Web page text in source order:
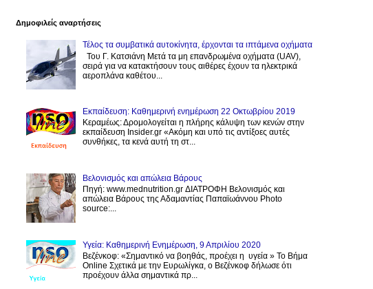
Δημοφιλείς αναρτήσεις
Τέλος τα συμβατικά αυτοκίνητα, έρχονται τα ιπτάμενα οχήματα
Του Γ. Κατσιάνη Μετά τα μη επανδρωμένα οχήματα (UAV),
σειρά για να κατακτήσουν τους αιθέρες έχουν τα ηλεκτρικά
αεροπλάνα καθέτου...
Εκπαίδευση: Καθημερινή ενημέρωση 22 Οκτωβρίου 2019
Κεραμέως: Δρομολογείται η πλήρης κάλυψη των κενών στην
εκπαίδευση Insider.gr «Ακόμη και υπό τις αντίξοες αυτές
συνθήκες, τα κενά αυτή τη στ...
Βελονισμός και απώλεια Βάρους
Πηγή: www.mednutrition.gr ΔΙΑΤΡΟΦΗ Βελονισμός και
απώλεια Βάρους της Αδαμαντίας Παπαϊωάννου Photo
source:...
Υγεία: Καθημερινή Ενημέρωση, 9 Απριλίου 2020
Βεζένκοφ: «Σημαντικό να βοηθάς, προέχει η υγεία » Το Βήμα
Online Σχετικά με την Ευρωλίγκα, ο Βεζένκοφ δήλωσε ότι
προέχουν άλλα σημαντικά πρ...